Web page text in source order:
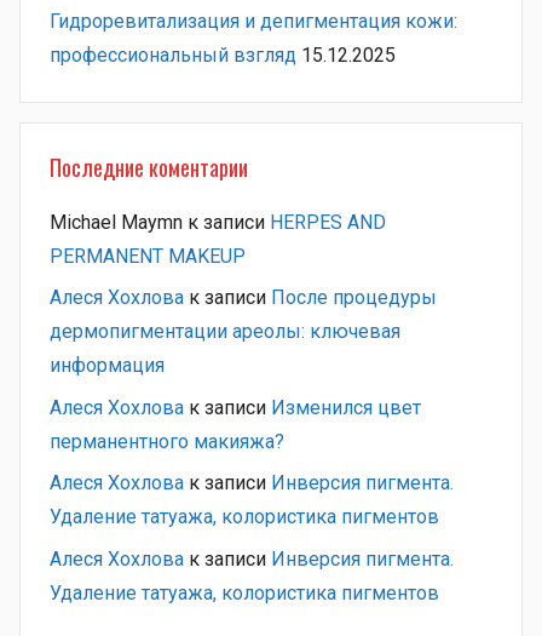
Гидроревитализация и депигментация кожи:
профессиональный взгляд 15.12.2025
Последние коментарии
Michael Maymn к записи HERPES AND
PERMANENT MAKEUP
Алеся Хохлова к записи После процедуры
дермопигментации ареолы: ключевая
информация
Алеся Хохлова к записи Изменился цвет
перманентного макияжа?
Алеся Хохлова к записи Инверсия пигмента.
Удаление татуажа, колористика пигментов
Алеся Хохлова к записи Инверсия пигмента.
Удаление татуажа, колористика пигментов